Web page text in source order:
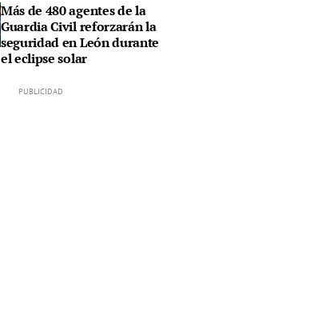
Más de 480 agentes de la
Guardia Civil reforzarán la
seguridad en León durante
el eclipse solar